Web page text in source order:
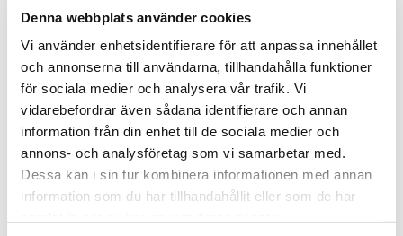
Denna webbplats använder cookies
Vi använder enhetsidentifierare för att anpassa innehållet
och annonserna till användarna, tillhandahålla funktioner
för sociala medier och analysera vår trafik. Vi
vidarebefordrar även sådana identifierare och annan
information från din enhet till de sociala medier och
annons- och analysföretag som vi samarbetar med.
Dessa kan i sin tur kombinera informationen med annan
information som du har tillhandahållit eller som de har
institutionella kroppar.
Läs mer på vår engelska webbplats
Information
Passerade datum
2025onsdag 28 maj, 13.00-16.00
Pris:Fri entré, men boka plats.